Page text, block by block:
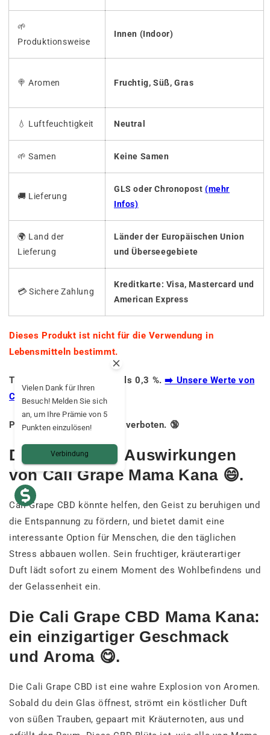
🌱
Produktionsweise
Innen (Indoor)
🍭Aromen Fruchtig, Süß, Gras
💧 Luftfeuchtigkeit Neutral
🌱Samen Keine Samen
🚚 Lieferung
GLS oder Chronopost (mehr
Infos)
🌍 Land der
Lieferung
Länder der Europäischen Union
und Überseegebiete
💳 Sichere Zahlung
Kreditkarte: Visa, Mastercard und
American Express
Dieses Produkt ist nicht für die Verwendung in
Lebensmitteln bestimmt.
THC-Gehalt von weniger als 0,3 %.➡️ Unsere Werte von
CBD.
Produkt für Minderjährige verboten. 🔞
Die möglichen Auswirkungen
von Cali Grape Mama Kana 😄.
Cali Grape CBD könnte helfen, den Geist zu beruhigen und
die Entspannung zu fördern, und bietet damit eine
interessante Option für Menschen, die den täglichen
Stress abbauen wollen. Sein fruchtiger, kräuterartiger
Duft lädt sofort zu einem Moment des Wohlbefindens und
der Gelassenheit ein.
Die Cali Grape CBD Mama Kana:
ein einzigartiger Geschmack
und Aroma 😋.
Die Cali Grape CBD ist eine wahre Explosion von Aromen.
Sobald du dein Glas öffnest, strömt ein köstlicher Duft
von süßen Trauben, gepaart mit Kräuternoten, aus und
Vielen Dank für Ihren
Besuch! Melden Sie sich
an, um Ihre Prämie von 5
Punkten einzulösen!
Verbindung